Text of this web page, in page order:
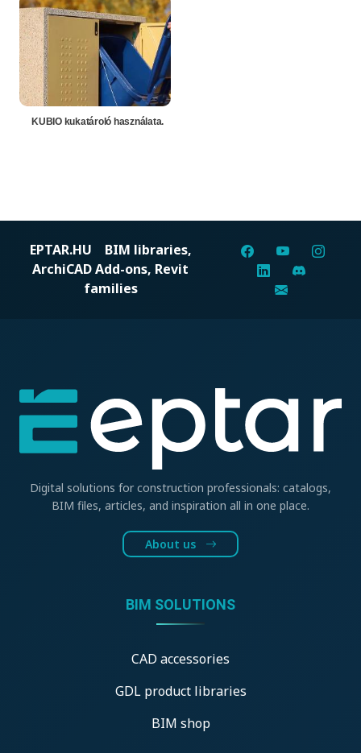
KUBIO kukatároló használata.
EPTAR.HU BIM libraries,
ArchiCAD Add-ons, Revit
families
Digital solutions for construction professionals: catalogs,
BIM files, articles, and inspiration all in one place.
About us
BIM SOLUTIONS
CAD accessories
GDL product libraries
BIM shop